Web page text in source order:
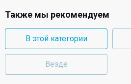
Также мы рекомендуем
В этой категории
Везде